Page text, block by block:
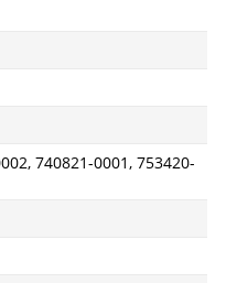
740821-0001, 753420-